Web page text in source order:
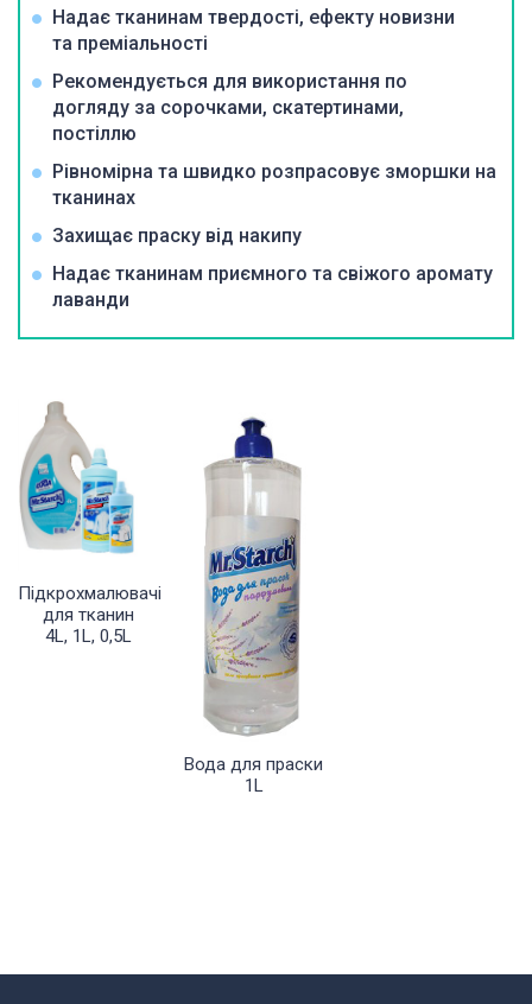
Надає тканинам твердості, ефекту новизни
та преміальності
Рекомендується для використання по
догляду за сорочками, скатертинами,
постіллю
Рівномірна та швидко розпрасовує зморшки на
тканинах
Захищає праску від накипу
Надає тканинам приємного та свіжого аромату
лаванди
Підкрохмалювачі
для тканин
4L, 1L, 0,5L
Вода для праски
1L